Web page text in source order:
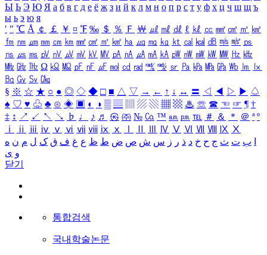
Ы Ь Э Ю Я а б в г д е ё ж з и й к л м н о п р с т у ф х ц ч ш щ ъ
ы ь э ю я
′ ″ ℃ Å ￠ ￡ ￥ ¤ ℉ ‰ ＄ ％ Ｆ ￦ ㎕ ㎖ ㎗ ℓ ㎘ ㏄ ㎣ ㎤ ㎥ ㎦
㎙ ㎚ ㎛ ㎜ ㎝ ㎞ ㎟ ㎠ ㎡ ㎢ ㏊ ㎍ ㎎ ㎏ ㏏ ㎈ ㎉ ㏈ ㎧ ㎨ ㎰
㎱ ㎲ ㎳ ㎴ ㎵ ㎶ ㎷ ㎸ ㎹ ㎀ ㎁ ㎂ ㎃ ㎄ ㎺ ㎻ ㎽ ㎾ ㎿ ㎐ ㎑
㎒ ㎓ ㎔ Ω ㏀ ㏁ ㎊ ㎋ ㎌ ㏖ ㏅ ㎭ ㎮ ㎯ ㏛ ㎩ ㎪ ㎫ ㎬ ㏝ ㏐
㏓
㏃ ㏉ ㏜ ㏆
§ ※ ☆ ★ ○ ● ◎ ◇ ◆ □ ■ △ ▽ → ← ↑ ↓ ↔ 〓 ◁ ◀ ▷ ▶ ♤
♠ ♡ ♥ ♧ ♣ ⊙ ◈ ▣ ◐ ◑ ▒ ▤ ▨ ▧ ▦ ▩ ♨ ☏ ☎ ☜ ☞ ¶ †
‡ ↕ ↗ ↙ ↖ ↘ ♭ ♩ ♪ ♬ ㉿ ㈜ № ㏇ ™ ㏂ ㏘ ℡ ＃ ＆ ＊ ＠ ª º
ⅰ
ⅱ ⅲ ⅳ ⅴ ⅵ ⅶ ⅷ ⅸ ⅹ Ⅳ Ⅴ Ⅵ Ⅶ Ⅷ Ⅸ Ⅹ
ب ت ث ج ح خ د ذ ر ز س ش ص ض ط ظ ع غ ف ق ک ل م ن ه
و ی
닫기
통합검색
국내학술논문